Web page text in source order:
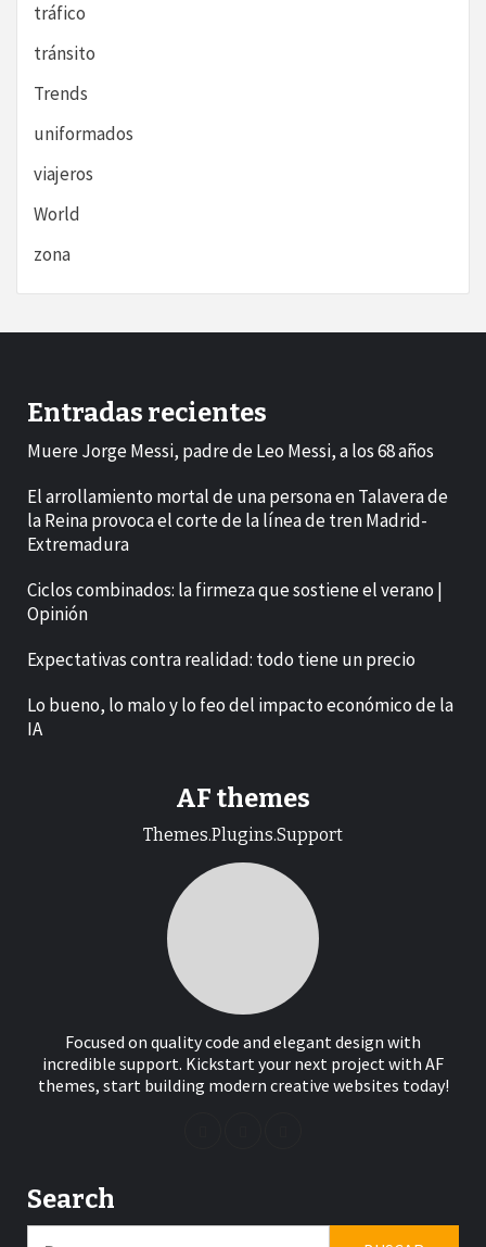
tráfico
tránsito
Trends
uniformados
viajeros
World
zona
Entradas recientes
Muere Jorge Messi, padre de Leo Messi, a los 68 años
El arrollamiento mortal de una persona en Talavera de
la Reina provoca el corte de la línea de tren Madrid-
Extremadura
Ciclos combinados: la firmeza que sostiene el verano |
Opinión
Expectativas contra realidad: todo tiene un precio
Lo bueno, lo malo y lo feo del impacto económico de la
IA
AF themes
Themes.Plugins.Support
Focused on quality code and elegant design with
incredible support. Kickstart your next project with AF
themes, start building modern creative websites today!
Search